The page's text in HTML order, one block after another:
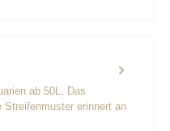
ab 50L. Das
erinnert an